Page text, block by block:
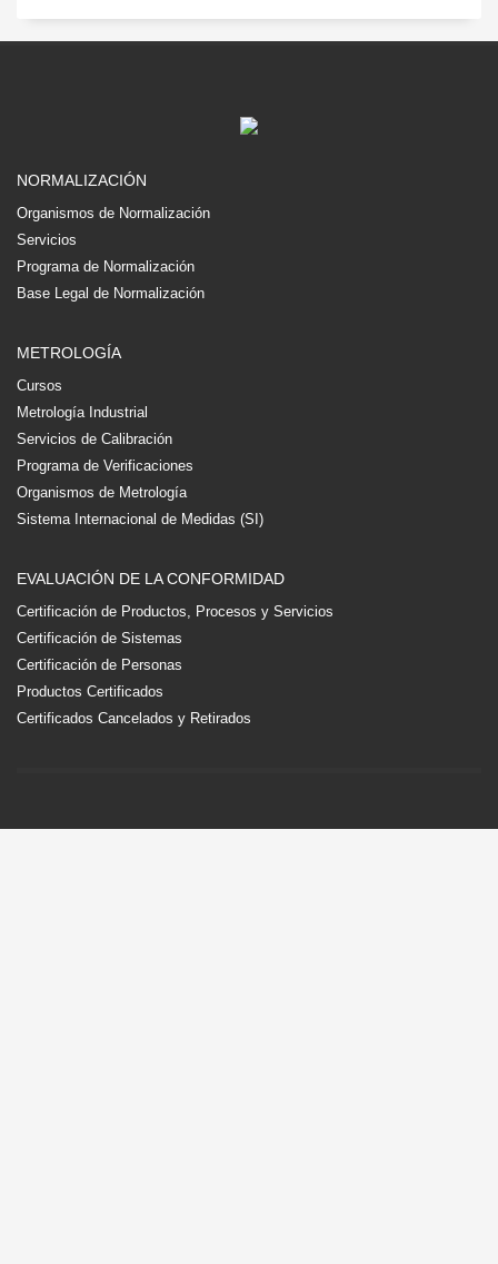
NORMALIZACIÓN
Organismos de Normalización
Servicios
Programa de Normalización
Base Legal de Normalización
METROLOGÍA
Cursos
Metrología Industrial
Servicios de Calibración
Programa de Verificaciones
Organismos de Metrología
Sistema Internacional de Medidas (SI)
EVALUACIÓN DE LA CONFORMIDAD
Certificación de Productos, Procesos y Servicios
Certificación de Sistemas
Certificación de Personas
Productos Certificados
Certificados Cancelados y Retirados